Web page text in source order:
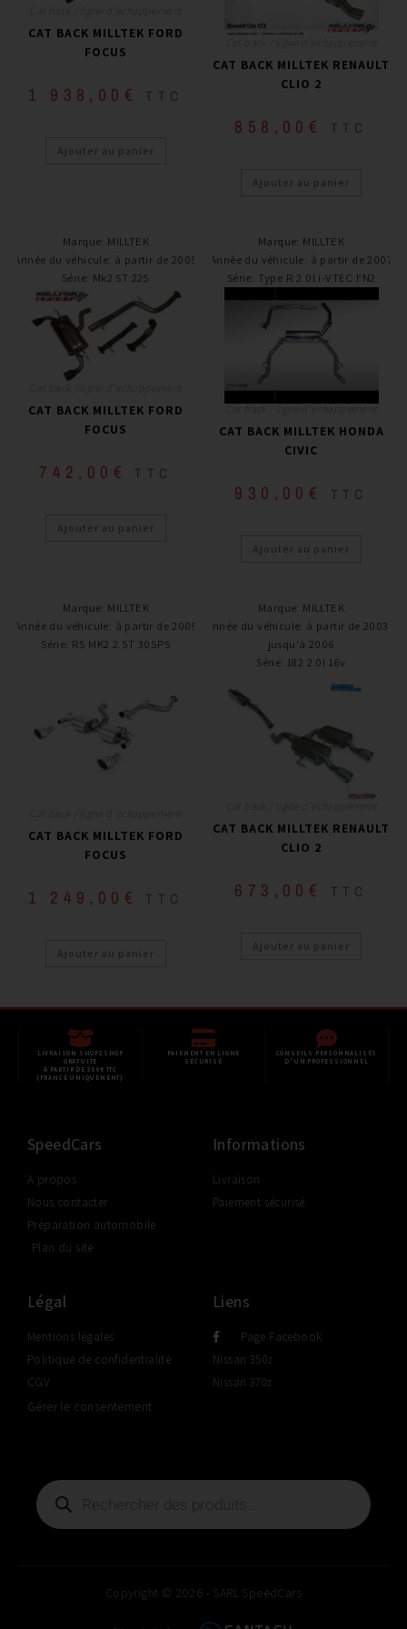
CAT BACK MILLTEK FORD
FOCUS
1 938,00 € TTC
Ajouter au panier
CAT BACK MILLTEK RENAULT
CLIO 2
858,00 € TTC
Ajouter au panier
Marque: MILLTEK
Année du véhicule: à partir de 2005
Série: Mk2 ST 225
CAT BACK MILLTEK FORD
FOCUS
742,00 € TTC
Ajouter au panier
Marque: MILLTEK
Année du véhicule: à partir de 2007
Série: Type R 2.0l i-VTEC FN2
CAT BACK MILLTEK HONDA
CIVIC
930,00 € TTC
Ajouter au panier
Marque: MILLTEK
Année du véhicule: à partir de 2009
Série: RS MK2 2.5T 305PS
CAT BACK MILLTEK FORD
FOCUS
1 249,00 € TTC
Ajouter au panier
Marque: MILLTEK
Année du véhicule: à partir de 2003 /
jusqu'à 2006
Série:182 2.0l 16v
CAT BACK MILLTEK RENAULT
CLIO 2
673,00 € TTC
Ajouter au panier
LIVRAISON SHOP2SHOP
GRATUITE
À PARTIR DE 350€ TTC
(FRANCE UNIQUEMENT)
PAIEMENT EN LIGNE
SÉCURISÉ
CONSEILS PERSONNALISÉS
D'UN PROFESSIONNEL
SpeedCars
A propos
Nous contacter
Préparation automobile
Plan du site
Informations
Livraison
Paiement sécurisé
Légal
Mentions légales
Politique de confidentialité
CGV
Gérer le consentement
Liens
Page Facebook
Nissan 350z
Nissan 370z
Copyright © 2026 - SARL SpeedCars